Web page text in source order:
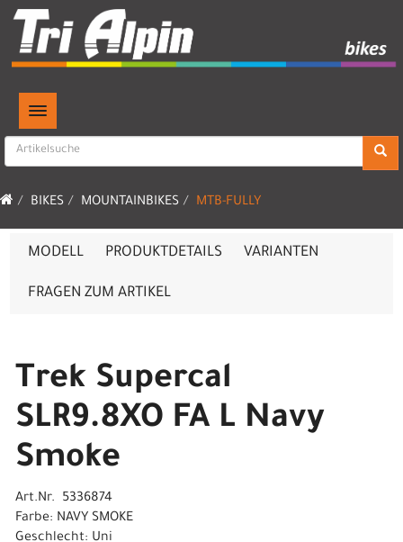
TOGGLE NAVIGATION
BIKES MOUNTAINBIKES MTB-FULLY
MODELL PRODUKTDETAILS VARIANTEN
FRAGEN ZUM ARTIKEL
Trek Supercal
SLR9.8XO FA L Navy
Smoke
Art.Nr. 5336874
Farbe: NAVY SMOKE
Geschlecht: Uni